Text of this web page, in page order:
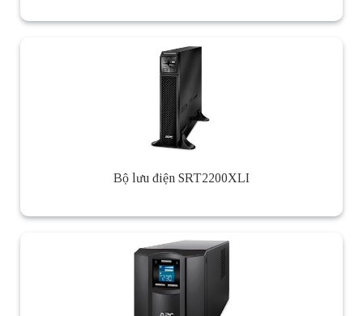
Bộ lưu điện SRT2200XLI